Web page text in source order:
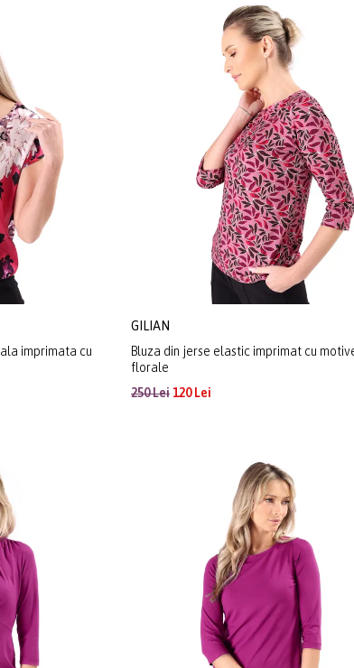
imprimata cu
GILIAN
Bluza din jerse elastic imprimat cu
florale
250 Lei120 Lei